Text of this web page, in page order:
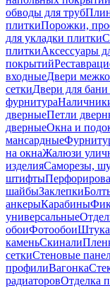
обводы для труб
плиткиПорожки,
для укладки плитки
плиткиАксессуары
покрытий
входныеДвери
сеткиДвери для
фурнитура
дверныеПетли
дверныеОкна и
мансардные
на окнаЖалюзи
изделияСаморезы,
штифты
шайбыЗаклепки
анкерыКарабины
универсальные
обоиФотообои
каменьСкинали
сеткиСтеновые
профилиВагонка
радиаторовОтделка